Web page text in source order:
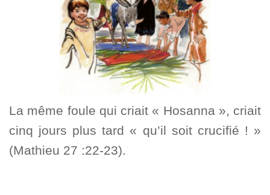
La même foule qui criait « Hosanna », criait
cinq jours plus tard « qu’il soit crucifié ! »
(Mathieu 27 :22-23).